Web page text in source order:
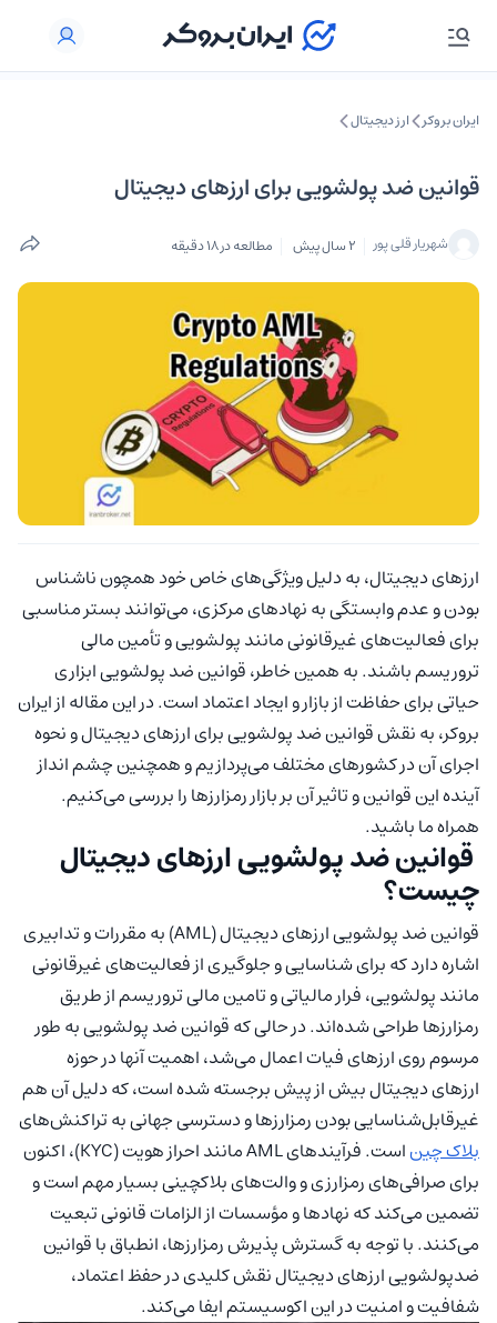
ایران بروکر ارز دیجیتال
قوانین ضد پولشویی برای ارزهای دیجیتال
شهریار قلی پور 2 سال پیش مطالعه در 18 دقیقه
ارزهای دیجیتال، به دلیل ویژگی‌های خاص خود همچون ناشناس
بودن و عدم وابستگی به نهادهای مرکزی، می‌توانند بستر مناسبی
برای فعالیت‌های غیرقانونی مانند پولشویی و تأمین مالی
تروریسم باشند. به همین خاطر، قوانین ضد پولشویی ابزاری
حیاتی برای حفاظت از بازار و ایجاد اعتماد است. در این مقاله از ایران
بروکر، به نقش قوانین ضد پولشویی برای ارزهای دیجیتال و نحوه
اجرای آن در کشورهای مختلف می‌پردازیم و همچنین چشم انداز
آینده این قوانین و تاثیر آن بر بازار رمزارزها را بررسی می‌کنیم.
همراه ما باشید.
قوانین ضد پولشویی ارزهای دیجیتال
چیست؟
قوانین ضد پولشویی ارزهای دیجیتال (AML) به مقررات و تدابیری
اشاره دارد که برای شناسایی و جلوگیری از فعالیت‌های غیرقانونی
مانند پولشویی، فرار مالیاتی و تامین مالی تروریسم از طریق
رمزارزها طراحی شده‌اند. در حالی که قوانین ضد پولشویی به طور
مرسوم روی ارزهای فیات اعمال می‌شد، اهمیت آنها در حوزه
ارزهای دیجیتال بیش از پیش برجسته شده است، که دلیل آن هم
غیرقابل‌شناسایی بودن رمزارزها و دسترسی جهانی به تراکنش‌های
بلاک چین
است. فرآیندهای AML مانند احراز هویت (KYC)، اکنون
برای صرافی‌های رمزارزی و والت‌های بلاکچینی بسیار مهم است و
تضمین می‌کند که نهادها و مؤسسات از الزامات قانونی تبعیت
می‌کنند. با توجه به گسترش پذیرش رمزارزها، انطباق با قوانین
ضدپولشویی ارزهای دیجیتال نقش کلیدی در حفظ اعتماد،
شفافیت و امنیت در این اکوسیستم ایفا می‌کند.